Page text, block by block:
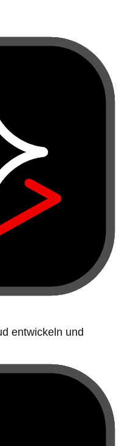
entwickeln und